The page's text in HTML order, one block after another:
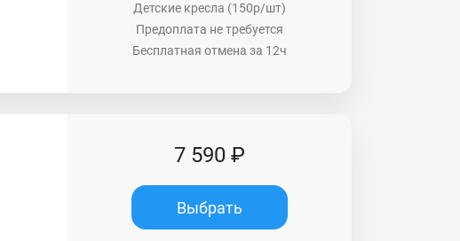
Детские кресла (150р/шт)
Предоплата не требуется
Бесплатная отмена за 12ч
7 590 ₽
Выбрать